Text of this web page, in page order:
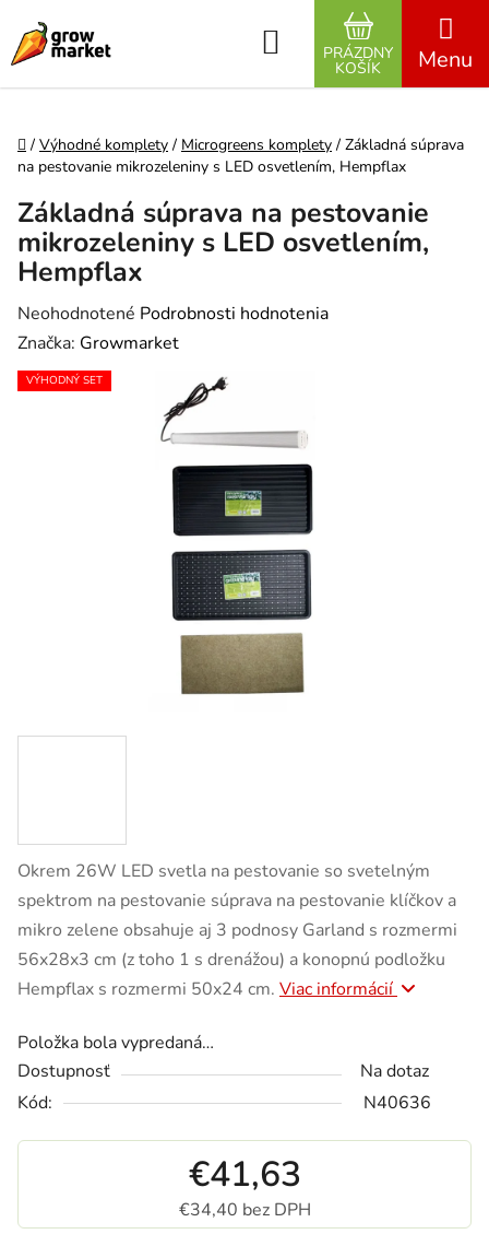
Hľadať
NÁKUPNÝ
PRÁZDNY
KOŠÍK
Domov
/ Výhodné komplety / Microgreens komplety / Základná súprava
na pestovanie mikrozeleniny s LED osvetlením, Hempflax
Okrem 26W LED svetla na pestovanie so svetelným
spektrom na pestovanie súprava na pestovanie klíčkov a
mikro zelene obsahuje aj 3 podnosy Garland s rozmermi
56x28x3 cm (z toho 1 s drenážou) a konopnú podložku
Hempflax s rozmermi 50x24 cm. Viac informácií
Položka bola vypredaná…
Dostupnosť
Na dotaz
Kód:
N40636
€41,63
€34,40 bez DPH
Základná súprava na pestovanie
mikrozeleniny s LED osvetlením,
Hempflax
Priemerné hodnotenie produktu je 0,0 z 5 hviezdičiek.
Neohodnotené Podrobnosti hodnotenia
Značka: Growmarket
VÝHODNÝ SET